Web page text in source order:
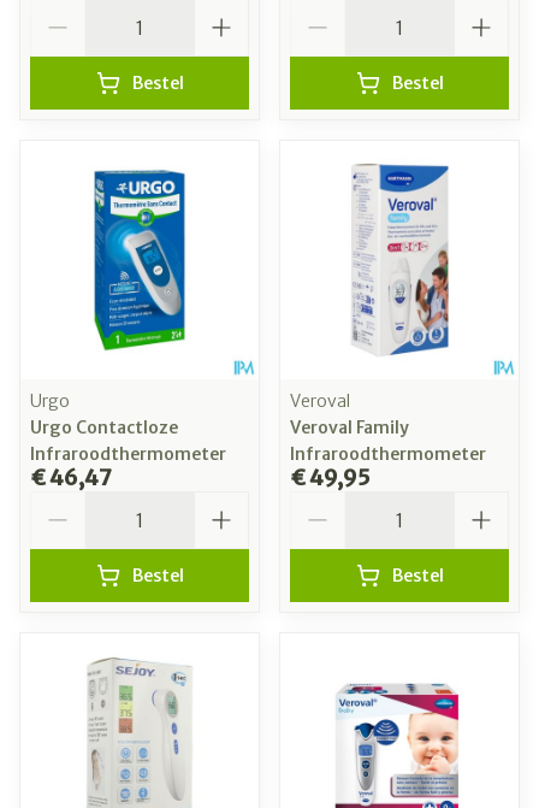
Bestel Bestel
Urgo
Urgo Contactloze
Infraroodthermometer
€ 46,47
Bestel
Veroval
Veroval Family
Infraroodthermometer
€ 49,95
Bestel